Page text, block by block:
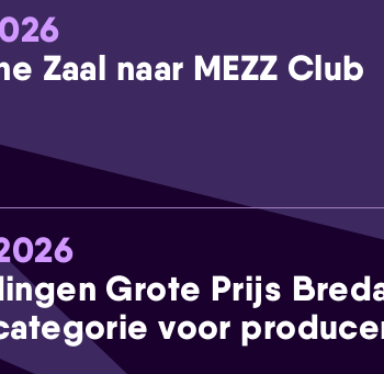
Zaal naar MEZZ Club
Grote Prijs
voor